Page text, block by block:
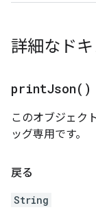
詳細なド
printJson( )
このオブジェク
ッグ専用です。
戻る
String